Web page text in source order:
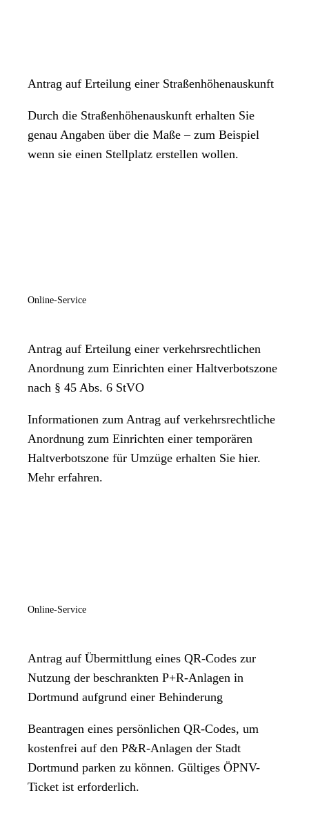
Antrag auf Erteilung einer Straßenhöhenauskunft
Durch die Straßenhöhenauskunft erhalten Sie
genau Angaben über die Maße – zum Beispiel
wenn sie einen Stellplatz erstellen wollen.
Online-Service
Antrag auf Erteilung einer verkehrsrechtlichen
Anordnung zum Einrichten einer Haltverbotszone
nach § 45 Abs. 6 StVO
Informationen zum Antrag auf verkehrsrechtliche
Anordnung zum Einrichten einer temporären
Haltverbotszone für Umzüge erhalten Sie hier.
Mehr erfahren.
Online-Service
Antrag auf Übermittlung eines QR-Codes zur
Nutzung der beschrankten P+R-Anlagen in
Dortmund aufgrund einer Behinderung
Beantragen eines persönlichen QR-Codes, um
kostenfrei auf den P&R-Anlagen der Stadt
Dortmund parken zu können. Gültiges ÖPNV-
Ticket ist erforderlich.